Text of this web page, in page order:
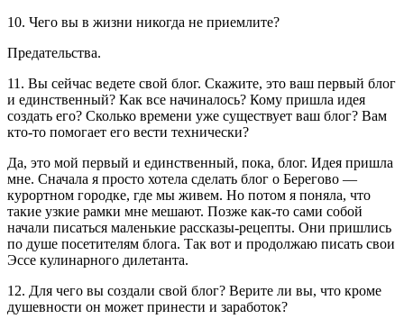
10. Чего вы в жизни никогда не приемлите?
Предательства.
11. Вы сейчас ведете свой блог. Скажите, это ваш первый блог
и единственный? Как все начиналось? Кому пришла идея
создать его? Сколько времени уже существует ваш блог? Вам
кто-то помогает его вести технически?
Да, это мой первый и единственный, пока, блог. Идея пришла
мне. Сначала я просто хотела сделать блог о Берегово —
курортном городке, где мы живем. Но потом я поняла, что
такие узкие рамки мне мешают. Позже как-то сами собой
начали писаться маленькие рассказы-рецепты. Они пришлись
по душе посетителям блога. Так вот и продолжаю писать свои
Эссе кулинарного дилетанта.
12. Для чего вы создали свой блог? Верите ли вы, что кроме
душевности он может принести и заработок?